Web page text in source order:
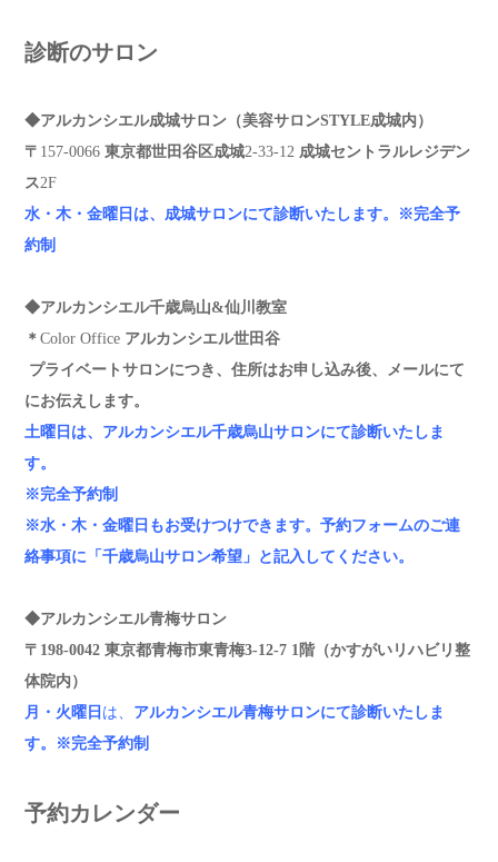
診断のサロン
◆アルカンシエル成城サロン（美容サロンSTYLE成城内）
〒 157-0066 東京都世田谷区成城2-33-12 成城セントラルレジデン
ス2F
水・木・金曜日は、成城サロンにて診断いたします。
※完全予
約制
◆アルカンシエル千歳烏山&仙川教室
＊ Color Office アルカンシエル世田谷
プライベートサロンにつき、住所はお申し込み後、メールにて
にお伝えします。
土曜日は、アルカンシエル千歳烏山サロンにて診断いたしま
す。
※完全予約制
※水・木・金曜日もお受けつけできます。予約フォームのご連
絡事項に「千歳烏山サロン希望」と記入してください。
◆アルカンシエル青梅サロン
〒198-0042 東京都青梅市東青梅3-12-7 1階（かすがいリハビリ整
体院内）
月・火曜日 は、 アルカンシエル青梅サロンにて診断いたしま
す。
※完全予約制
予約カレンダー